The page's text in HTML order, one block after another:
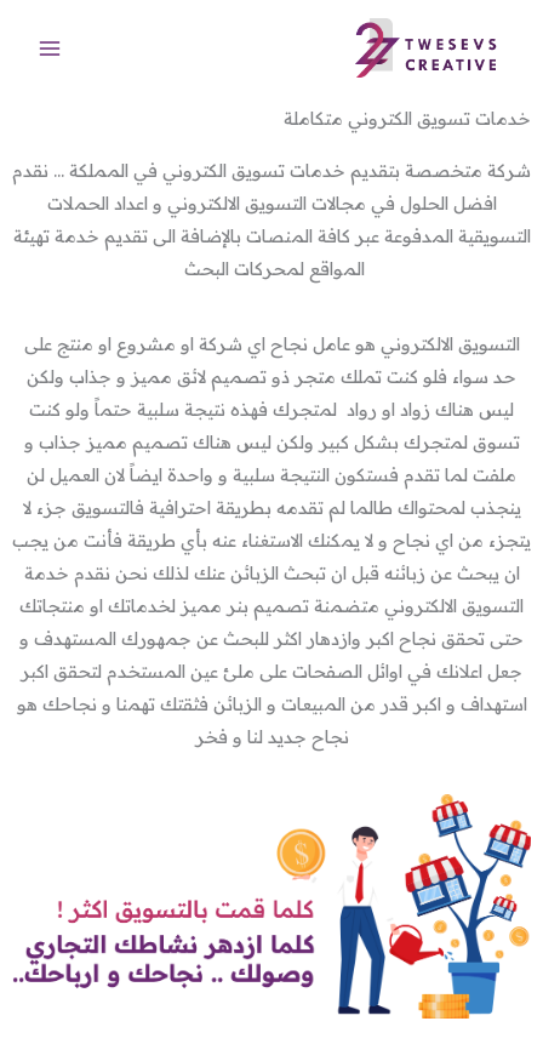
خدمات تسويق الكتروني متكاملة
شركة متخصصة بتقديم خدمات تسويق الكتروني في المملكة … نقدم
افضل الحلول في مجالات التسويق الالكتروني و اعداد الحملات
التسويقية المدفوعة عبر كافة المنصات بالإضافة الى تقديم خدمة تهيئة
المواقع لمحركات البحث
التسويق الالكتروني هو عامل نجاح اي شركة او مشروع او منتج على
حد سواء فلو كنت تملك متجر ذو تصميم لائق مميز و جذاب ولكن
ليس هناك زواد او رواد لمتجرك فهذه نتيجة سلبية حتماً ولو كنت
تسوق لمتجرك بشكل كبير ولكن ليس هناك تصميم مميز جذاب و
ملفت لما تقدم فستكون النتيجة سلبية و واحدة ايضاً لان العميل لن
ينجذب لمحتواك طالما لم تقدمه بطريقة احترافية فالتسويق جزء لا
يتجزء من اي نجاح و لا يمكنك الاستغناء عنه بأي طريقة فأنت من يجب
ان يبحث عن زبائنه قبل ان تبحث الزبائن عنك لذلك نحن نقدم خدمة
التسويق الالكتروني متضمنة تصميم بنر مميز لخدماتك او منتجاتك
حتى تحقق نجاح اكبر وازدهار اكثر للبحث عن جمهورك المستهدف و
جعل اعلانك في اوائل الصفحات على ملئ عين المستخدم لتحقق اكبر
استهداف و اكبر قدر من المبيعات و الزبائن فثقتك تهمنا و نجاحك هو
نجاح جديد لنا و فخر